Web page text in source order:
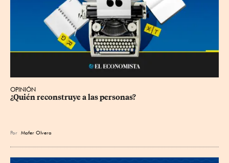
OPINIÓN
¿Quién reconstruye a las personas?
Por Mafer Olvera